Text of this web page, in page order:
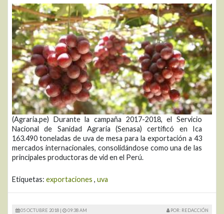
(Agraria.pe) Durante la campaña 2017-2018, el Servicio
Nacional de Sanidad Agraria (Senasa) certificó en Ica
163.490 toneladas de uva de mesa para la exportación a 43
mercados internacionales, consolidándose como una de las
principales productoras de vid en el Perú.
Etiquetas: exportaciones , uva
05 OCTUBRE 2018 | 09:38 AM POR: REDACCIÓN